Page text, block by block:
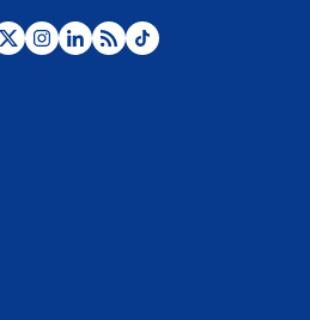
Posesión de Abelardo De La Espriella